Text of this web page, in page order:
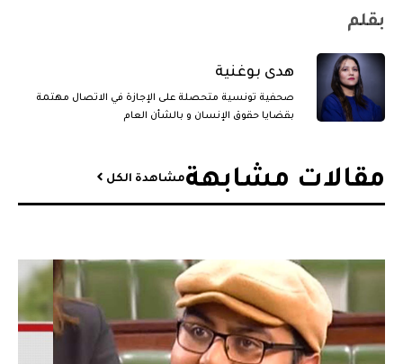
بقلم
هدى بوغنية
صحفية تونسية متحصلة على الإجازة في الاتصال مهتمة
بقضايا حقوق الإنسان و بالشأن العام
مقالات مشابهة​مشاهدة الكل